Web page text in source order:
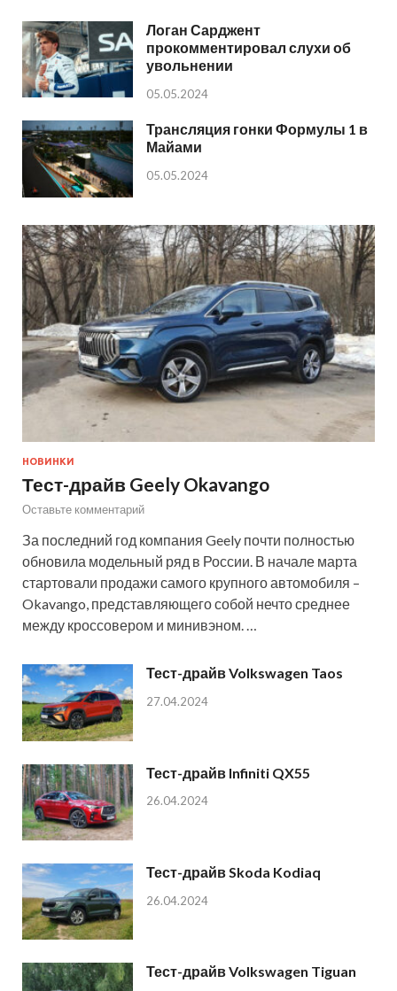
Логан Сарджент
прокомментировал слухи об
увольнении
05.05.2024
Трансляция гонки Формулы 1 в
Майами
05.05.2024
НОВИНКИ
Тест-драйв Geely Okavango
Оставьте комментарий
За последний год компания Geely почти полностью
обновила модельный ряд в России. В начале марта
стартовали продажи самого крупного автомобиля –
Okavango, представляющего собой нечто среднее
между кроссовером и минивэном. …
Тест-драйв Volkswagen Taos
27.04.2024
Тест-драйв Infiniti QX55
26.04.2024
Тест-драйв Skoda Kodiaq
26.04.2024
Тест-драйв Volkswagen Tiguan